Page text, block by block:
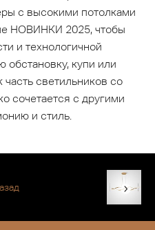
с высокими потолками
НОВИНКИ 2025, чтобы
и технологичной
обстановку, купи или
часть светильников со
сочетается с другими
и стиль.